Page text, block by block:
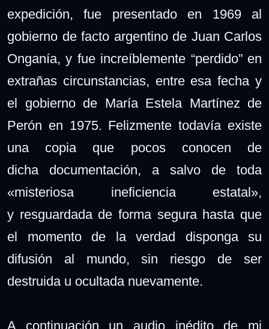
expedición, fue presentado en 1969 al
gobierno de facto argentino de Juan Carlos
Onganía, y fue increíblemente “perdido” en
extrañas circunstancias, entre esa fecha y
el gobierno de María Estela Martínez de
Perón en 1975. Felizmente todavía existe
una copia que pocos conocen de
dicha documentación, a salvo de toda
«misteriosa ineficiencia estatal»,
y resguardada de forma segura hasta que
el momento de la verdad disponga su
difusión al mundo, sin riesgo de ser
destruida u ocultada nuevamente.
A continuación un audio inédito de mi